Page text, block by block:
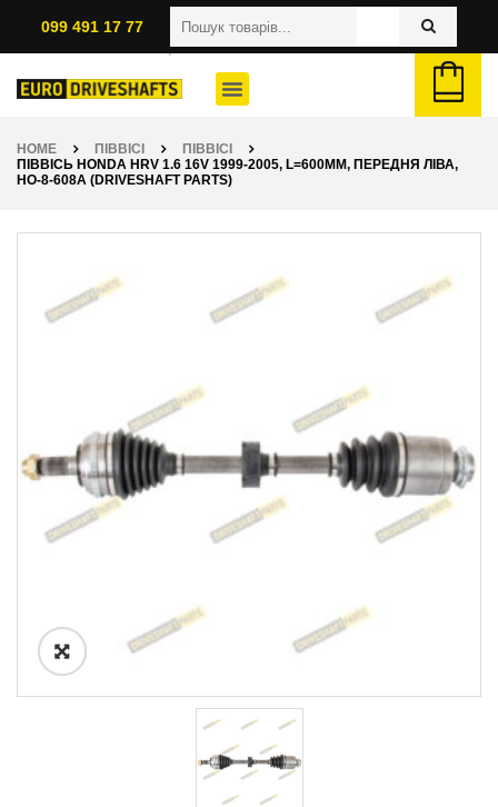
099 491 17 77
HOME ПІВВІСІ
ПІВВІСІ
ПІВВІСЬ HONDA HRV 1.6 16V 1999-2005, L=600ММ, ПЕРЕДНЯ ЛІВА,
HO-8-608A (DRIVESHAFT PARTS)